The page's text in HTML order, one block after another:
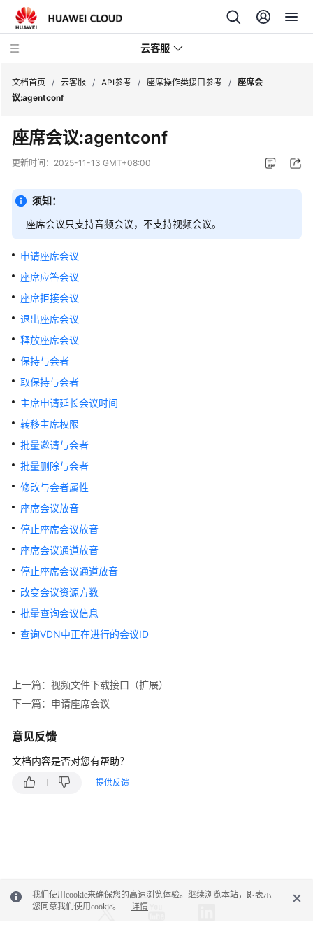
云客服
品
介
快
速
门
用
户
指
价
格
明
开
指
南
参
考
口
鉴
权
系
统
置
接
席
操
文档首页 / 云客服 / API参考 / 座席操作类接口参考 / 座席会
议:agentconf
座席会议:agentconf
更新时间： 2025-11-13 GMT+08:00
须知：
座席会议只支持音频会议，不支持视频会议。
申请座席会议
座席应答会议
座席拒接会议
退出座席会议
释放座席会议
保持与会者
取保持与会者
主席申请延长会议时间
转移主席权限
批量邀请与会者
批量删除与会者
修改与会者属性
座席会议放音
停止座席会议放音
座席会议通道放音
停止座席会议通道放音
改变会议资源方数
批量查询会议信息
查询VDN中正在进行的会议ID
上一篇：视频文件下载接口（扩展）
下一篇：申请座席会议
意见反馈
文档内容是否对您有帮助？
提供反馈
我们使用cookie来确保您的高速浏览体验。继续浏览本站，即表示
您同意我们使用cookie。
详情